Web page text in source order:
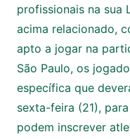
profissionais na sua
acima relacionado,
apto a jogar na
São Paulo, os
específica que
sexta-feira (21),
podem inscrever